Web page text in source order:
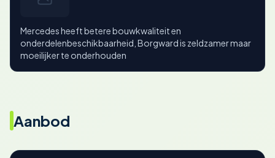
Mercedes heeft betere bouwkwaliteit en
onderdelenbeschikbaarheid, Borgward is zeldzamer maar
moeilijker te onderhouden
Aanbod